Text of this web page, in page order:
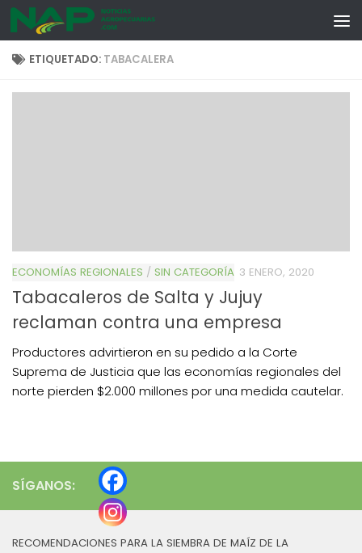
Skip to content
ETIQUETADO: TABACALERA
ECONOMÍAS REGIONALES / SIN CATEGORÍA 3 ENERO, 2020
Tabacaleros de Salta y Jujuy
reclaman contra una empresa
Productores advirtieron en su pedido a la Corte
Suprema de Justicia que las economías regionales del
norte pierden $2.000 millones por una medida cautelar.
SÍGANOS:
RECOMENDACIONES PARA LA SIEMBRA DE MAÍZ DE LA